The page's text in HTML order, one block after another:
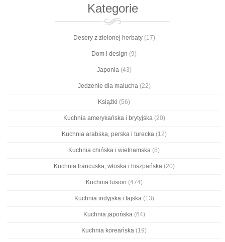
Kategorie
Desery z zielonej herbaty(17)
Dom i design (9)
Japonia (43)
Jedzenie dla malucha (22)
Książki (56)
Kuchnia amerykańska i brytyjska (20)
Kuchnia arabska, perska i turecka (12)
Kuchnia chińska i wietnamska (8)
Kuchnia francuska, włoska i hiszpańska (20)
Kuchnia fusion (474)
Kuchnia indyjska i tajska (13)
Kuchnia japońska (64)
Kuchnia koreańska (19)